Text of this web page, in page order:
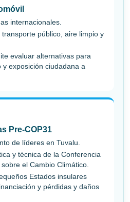
internacionales.
transporte público, aire limpio y
evaluar alternativas para
y exposición ciudadana a
Pre-COP31
de líderes en Tuvalu.
y técnica de la Conferencia
el Cambio Climático.
Estados insulares
y pérdidas y daños